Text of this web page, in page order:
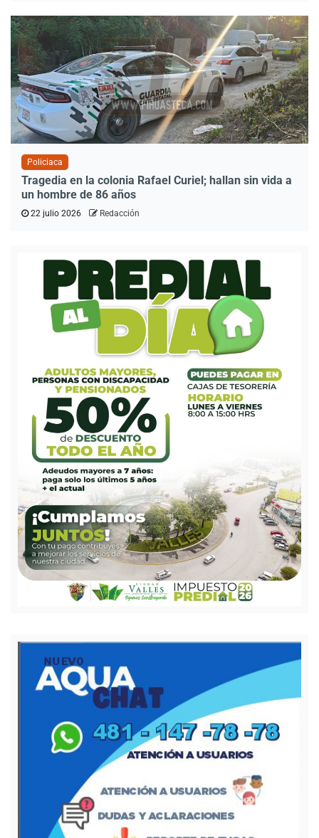
Policiaca
Tragedia en la colonia Rafael Curiel; hallan sin vida a
un hombre de 86 años
22 julio 2026 Redacción